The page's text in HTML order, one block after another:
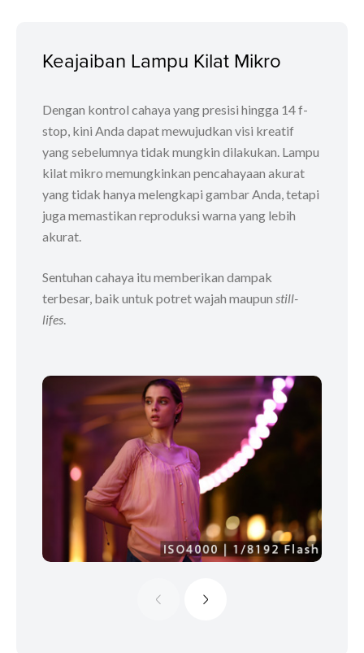
Keajaiban Lampu Kilat Mikro
Dengan kontrol cahaya yang presisi hingga 14 f-
stop, kini Anda dapat mewujudkan visi kreatif
yang sebelumnya tidak mungkin dilakukan. Lampu
kilat mikro memungkinkan pencahayaan akurat
yang tidak hanya melengkapi gambar Anda, tetapi
juga memastikan reproduksi warna yang lebih
akurat.
Sentuhan cahaya itu memberikan dampak
terbesar, baik untuk potret wajah maupun still-
lifes.